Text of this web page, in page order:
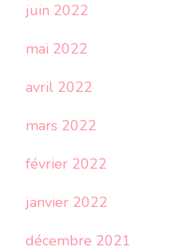
juin 2022
mai 2022
avril 2022
mars 2022
février 2022
janvier 2022
décembre 2021